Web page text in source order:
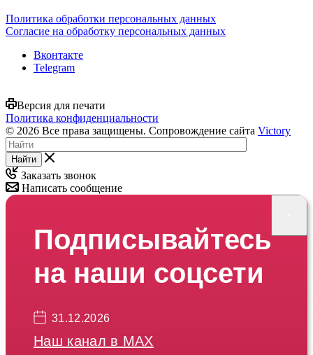
Политика обработки персональных данных
Согласие на обработку персональных данных
Вконтакте
Telegram
Версия для печати
Политика конфиденциальности
© 2026 Все права защищены. Сопровождение сайта Victory
Найти
Заказать звонок
Написать сообщение
Подписывайтесь
на наши соцсети
31.12.2026
Наш канал в МАХ